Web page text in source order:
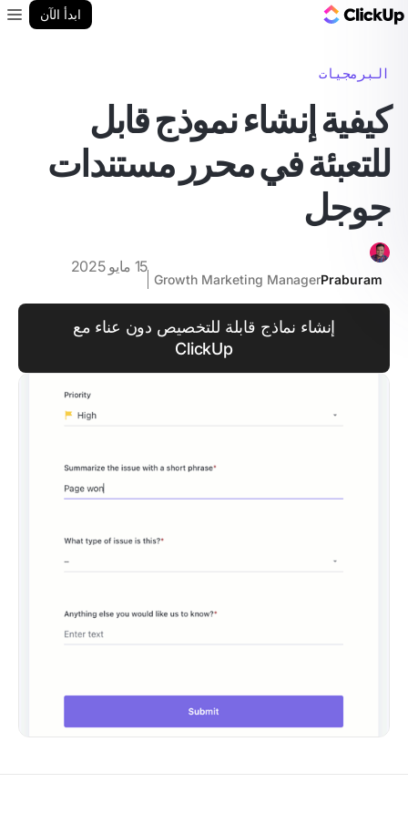
ابدأ الآن
البرمجيات
كيفية إنشاء نموذج قابل
للتعبئة في محرر مستندات
جوجل
Praburam
Growth Marketing Manager
15 مايو 2025
إنشاء نماذج قابلة للتخصيص دون عناء مع
ClickUp